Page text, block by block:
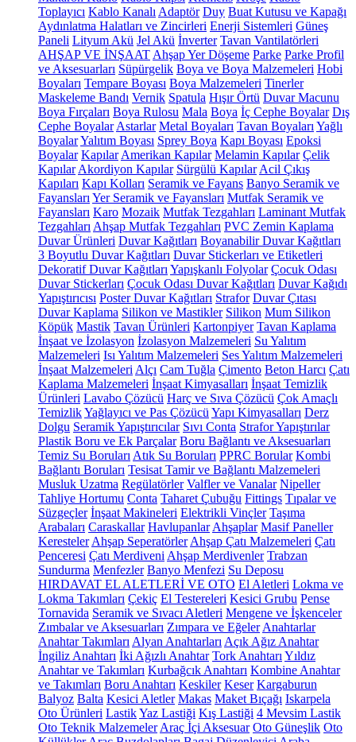
Toplayıcı Kablo Kanalı Adaptör Duy Buat Kutusu ve Kapağı
Aydınlatma Halatları ve Zincirleri Enerji Sistemleri Güneş
Paneli Lityum Akü Jel Akü İnverter Tavan Vantilatörleri
AHŞAP VE İNŞAAT Ahşap Yer Döşeme Parke Parke Profil
ve Aksesuarları Süpürgelik Boya ve Boya Malzemeleri Hobi
Boyaları Tempare Boyası Boya Malzemeleri Tinerler
Maskeleme Bandı Vernik Spatula Hışır Örtü Duvar Macunu
Boya Fırçaları Boya Rulosu Mala Boya İç Cephe Boyalar Dış
Cephe Boyalar Astarlar Metal Boyaları Tavan Boyaları Yağlı
BoyalarYalıtım Boyası Sprey Boya Kapı Boyası Epoksi
Boyalar Kapılar Amerikan Kapılar Melamin Kapılar Çelik
Kapılar Akordiyon Kapılar Sürgülü Kapılar Acil Çıkış
Kapıları Kapı Kolları Seramik ve Fayans Banyo Seramik ve
Fayansları Yer Seramik ve Fayansları Mutfak Seramik ve
Fayansları Karo Mozaik Mutfak Tezgahları Laminant Mutfak
Tezgahları Ahşap Mutfak Tezgahları PVC Zemin Kaplama
Duvar Ürünleri Duvar Kağıtları Boyanabilir Duvar Kağıtları
3 Boyutlu Duvar Kağıtları Duvar Stickerları ve Etiketleri
Dekoratif Duvar Kağıtları Yapışkanlı Folyolar Çocuk Odası
Duvar Stickerları Çocuk Odası Duvar Kağıtları Duvar Kağıdı
Yapıştırıcısı Poster Duvar Kağıtları Strafor Duvar Çıtası
Duvar Kaplama Silikon ve Mastikler Silikon Mum Silikon
Köpük Mastik Tavan Ürünleri Kartonpiyer Tavan Kaplama
İnşaat ve İzolasyon İzolasyon Malzemeleri Su Yalıtım
Malzemeleri Isı Yalıtım Malzemeleri Ses Yalıtım Malzemeleri
İnşaat Malzemeleri Alçı Cam Tuğla Çimento Beton Harcı Çatı
Kaplama Malzemeleri İnşaat Kimyasalları İnşaat Temizlik
Ürünleri Lavabo Çözücü Harç ve Sıva Çözücü Çok Amaçlı
TemizlikYağlayıcı ve Pas Çözücü Yapı Kimyasalları Derz
Dolgu Seramik Yapıştırıcılar Sıvı Conta Strafor Yapıştırılar
Plastik Boru ve Ek Parçalar Boru Bağlantı ve Aksesuarları
Temiz Su Boruları Atık Su Boruları PPRC Borular Kombi
Bağlantı Boruları Tesisat Tamir ve Bağlantı Malzemeleri
Musluk Uzatma Regülatörler Valfler ve Vanalar Nipeller
Tahliye Hortumu Conta Taharet Çubuğu Fittings Tıpalar ve
Süzgeçler İnşaat Makineleri Elektrikli Vinçler Taşıma
Arabaları Caraskallar Havlupanlar Ahşaplar Masif Paneller
Keresteler Ahşap Seperatörler Ahşap Çatı Malzemeleri Çatı
Penceresi Çatı Merdiveni Ahşap Merdivenler Trabzan
Sundurma Menfezler Banyo Menfezi Su Deposu
HIRDAVAT EL ALETLERİ VE OTO El Aletleri Lokma ve
Lokma Takımları Çekiç El Testereleri Kesici Grubu Pense
Tornavida Seramik ve Sıvacı Aletleri Mengene ve İşkenceler
Zımbalar ve Aksesuarları Zımpara ve Eğeler Anahtarlar
Anahtar Takımları Alyan Anahtarları Açık Ağız Anahtar
İngiliz Anahtarı İki Ağızlı Anahtar Tork Anahtarı Yıldız
Anahtar ve Takımları Kurbağcık Anahtarı Kombine Anahtar
ve Takımları Boru Anahtarı Keskiler Keser Kargaburun
Balyoz Balta Kesici Aletler Makas Maket Bıçağı Iskarpela
Oto Ürünleri LastikYaz Lastiği Kış Lastiği 4 Mevsim Lastik
Oto Teknik Malzemeler Araç İçi Aksesuar Oto Güneşlik Oto